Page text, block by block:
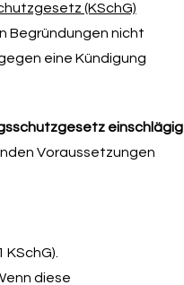
(KSchG)
Begründungen nicht
eine Kündigung
einschlägig
Voraussetzungen
diese